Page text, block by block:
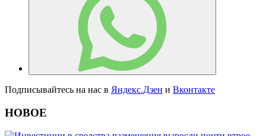
Подписывайтесь на нас в Яндекс.Дзен и Вконтакте
НОВОЕ